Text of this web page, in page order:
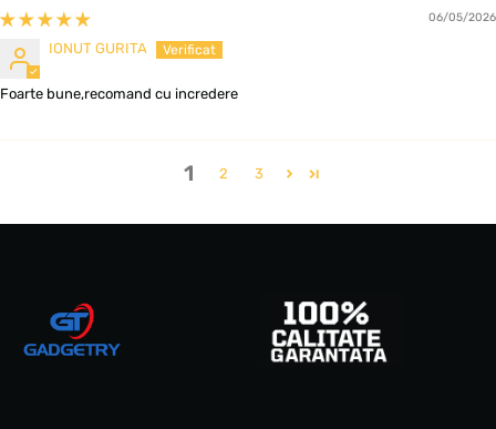
06/05/2026
IONUT GURITA
Foarte bune,recomand cu incredere
1 2 3